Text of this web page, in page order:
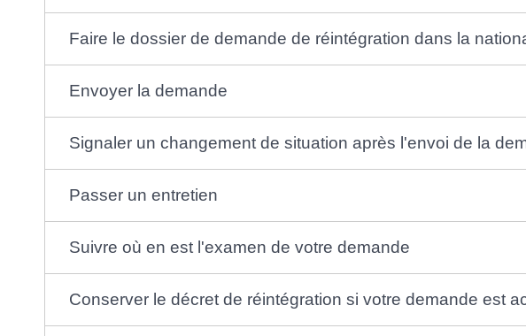
Faire le dossier de demande de réintégration dans la
Envoyer la demande
Signaler un changement de situation après l'envoi de la
Passer un entretien
Suivre où en est l'examen de votre demande
Conserver le décret de réintégration si votre demande est